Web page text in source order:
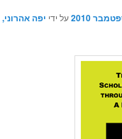
על ידי יפה